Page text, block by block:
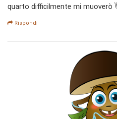
quarto difficilmente mi muoverò
Rispondi